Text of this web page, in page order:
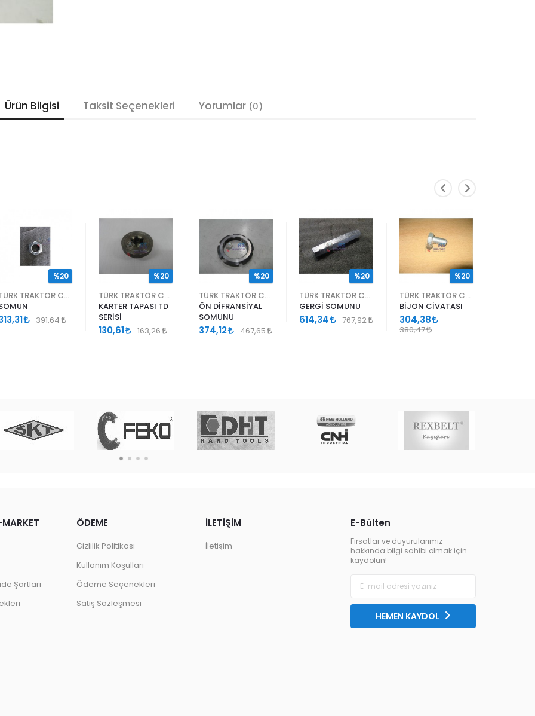
Ürün Bilgisi Taksit Seçenekleri Yorumlar (0)
391,64
%20
KARTER TAPASI TD
SERİSİ
130,61 163,26
%20
ÖN DİFRANSİYAL
SOMUNU
374,12 467,65
%20
GERGİ SOMUNU
614,34 767,92
%20
BİJON CİVATASI
304,38
380,47
%20
E-Bülten
Fırsatlar ve duyurularımız
hakkında bilgi sahibi olmak için
kaydolun!
HEMEN KAYDOL
Şartları
ÖDEME
Gizlilik Politikası
Kullanım Koşulları
Ödeme Seçenekleri
Satış Sözleşmesi
İLETİŞİM
İletişim